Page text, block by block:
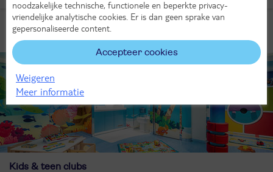
Gezinsvriendelijk
Kids & teen clubs
noodzakelijke technische, functionele en beperkte privacy-
vriendelijke analytische cookies. Er is dan geen sprake van
gepersonaliseerde content.
Accepteer cookies
Weigeren
Meer informatie